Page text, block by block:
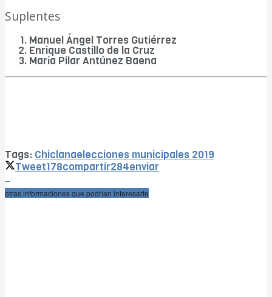
Suplentes
Manuel Ángel Torres Gutiérrez
Enrique Castillo de la Cruz
María Pilar Antúnez Baena
Tags: Chiclanaelecciones municipales 2019
Tweet178compartir284enviar
otras informaciones que podrían interesarte